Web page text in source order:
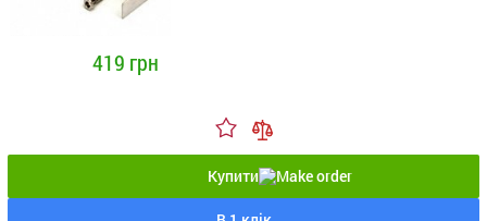
419 грн
Купити